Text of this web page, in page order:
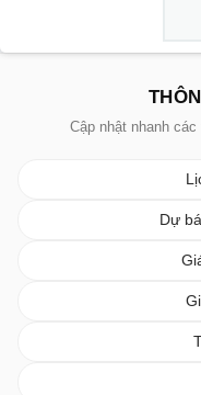
Cập nhật nhanh
Dự